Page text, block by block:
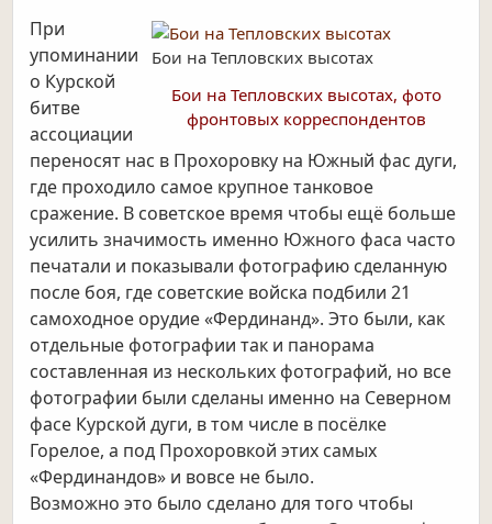
Бои на Тепловских высотах
Бои на Тепловских высотах, фото
фронтовых корреспондентов
При
упоминании
о Курской
битве
ассоциации
переносят нас в Прохоровку на Южный фас дуги,
где проходило самое крупное танковое
сражение. В советское время чтобы ещё больше
усилить значимость именно Южного фаса часто
печатали и показывали фотографию сделанную
после боя, где советские войска подбили 21
самоходное орудие «Фердинанд». Это были, как
отдельные фотографии так и панорама
составленная из нескольких фотографий, но все
фотографии были сделаны именно на Северном
фасе Курской дуги, в том числе в посёлке
Горелое, а под Прохоровкой этих самых
«Фердинандов» и вовсе не было.
Возможно это было сделано для того чтобы